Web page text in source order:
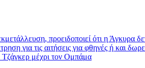
προειδοποιεί ότι η Άγκυρα
για τις αιτήσεις για φθηνές ή και
μέχρι τον Ομπάμα